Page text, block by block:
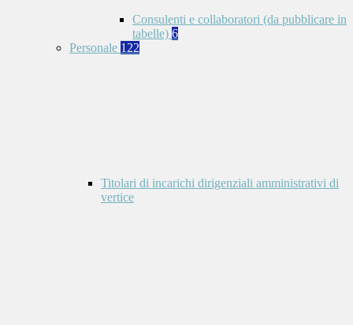
Consulenti e collaboratori (da pubblicare in
tabelle) 6
Personale 122
Titolari di incarichi dirigenziali amministrativi di
vertice